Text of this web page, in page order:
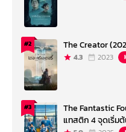
#2 The Creator
4.3 2023
#3
The Fantastic
แทสติก 4 จุดเริ่ม